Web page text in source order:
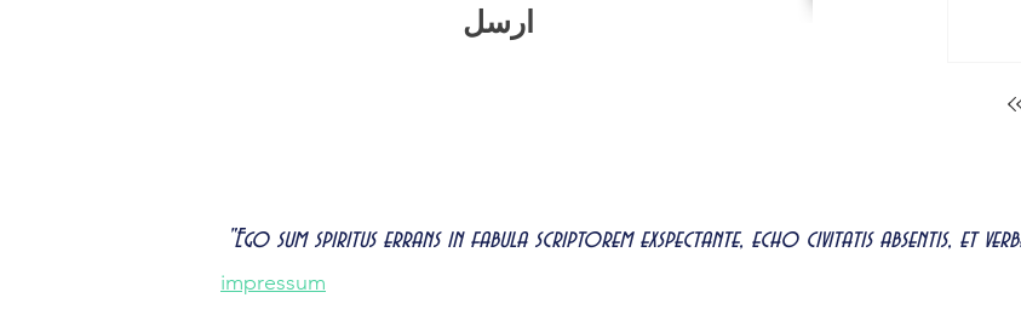
ارسل
"Ego sum spiritus errans in fabula scriptorem exspectante, echo civitatis absentis, et
impressum